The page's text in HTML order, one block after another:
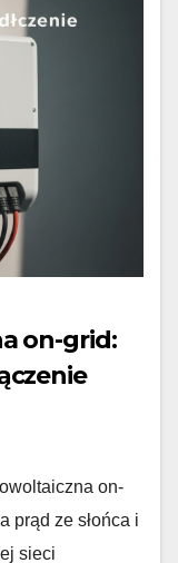
on-grid:
on-
prąd ze słońca i
sieci